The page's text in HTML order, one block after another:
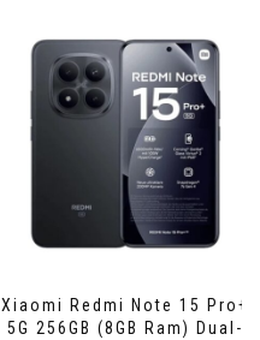
Xiaomi Redmi Note 15 Pro+
5G 256GB (8GB Ram) Dual-